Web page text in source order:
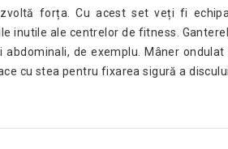
forța. Cu acest set veți fi
inutile ale centrelor de fitness.
de exemplu. Mâner ondulat
cu stea pentru fixarea sigură a